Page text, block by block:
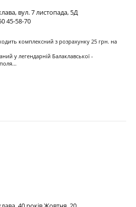
вул. 7 листопада, 5Д
45-58-70
комплексний з розрахунку 25 грн. на
у легендарній Балаклавської -